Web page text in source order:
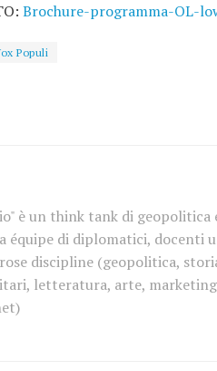
Brochure-programma-OL-
Populi
è un think tank di geopolitica
équipe di diplomatici, docenti
discipline (geopolitica,
letteratura, arte,